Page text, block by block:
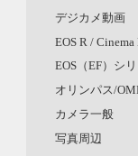
デジカメ動画
EOS R / Cinema
EOS（EF）シ
オリンパス/
カメラ一般
写真周辺